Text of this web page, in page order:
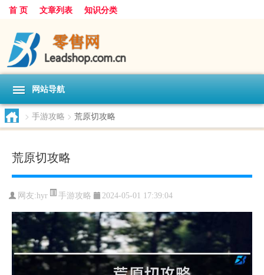
首 页 文章列表 知识分类
网站导航
> 手游攻略 > 荒原切攻略
荒原切攻略
网友:hyr 手游攻略 2024-05-01 17:39:04